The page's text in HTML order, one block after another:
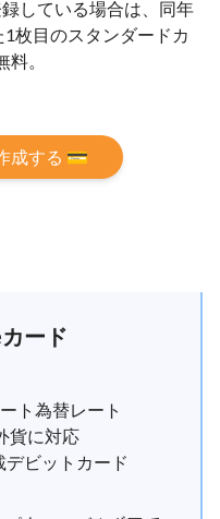
している場合は、同年
枚目のスタンダードカ
。
成する 💳
ード
ト為替レート
貨に対応
ビットカード